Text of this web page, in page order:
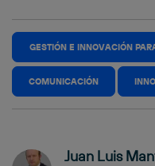
GESTIÓN E INNOVACIÓN
COMUNICACIÓN
Juan Luis